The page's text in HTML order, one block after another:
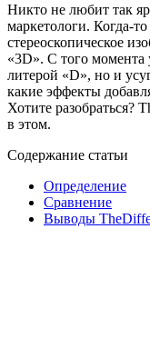
Никто не любит так
маркетологи. Когда-
стереоскопическое
«3D». С того момента
литерой «D», но и
какие эффекты
Хотите разобраться?
в этом.
Содержание статьи
Определение
Сравнение
Выводы